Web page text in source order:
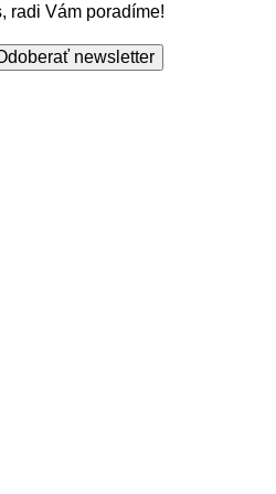
radi Vám poradíme!